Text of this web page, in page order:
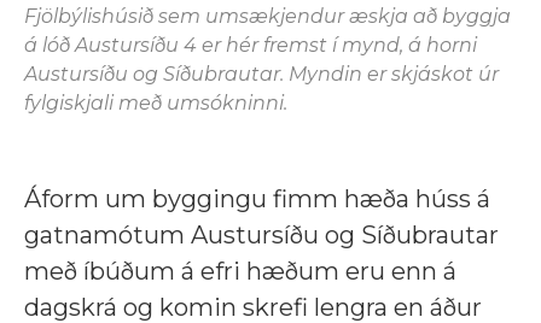
Fjölbýlishúsið sem umsækjendur æskja að byggja
á lóð Austursíðu 4 er hér fremst í mynd, á horni
Austursíðu og Síðubrautar. Myndin er skjáskot úr
fylgiskjali með umsókninni.
Áform um byggingu fimm hæða húss á
gatnamótum Austursíðu og Síðubrautar
með íbúðum á efri hæðum eru enn á
dagskrá og komin skrefi lengra en áður